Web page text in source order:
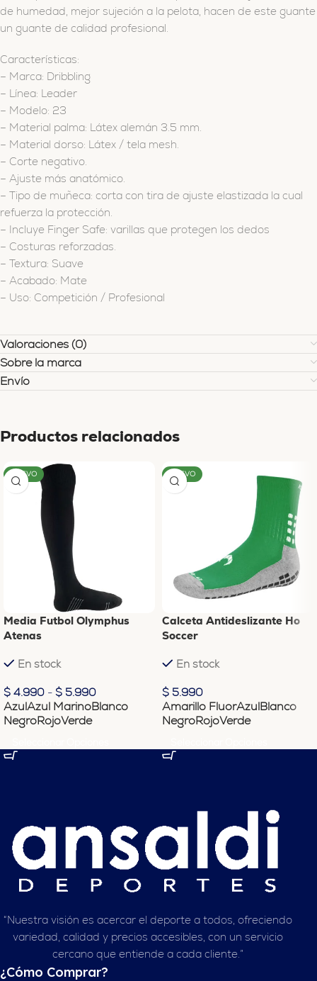
de humedad, mejor sujeción a la pelota, hacen de este guante
un guante de calidad profesional.
Características:
– Marca: Dribbling
– Línea: Leader
– Modelo: 23
– Material palma: Látex alemán 3.5 mm.
– Material dorso: Látex / tela mesh.
– Corte negativo.
– Ajuste más anatómico.
– Tipo de muñeca: corta con tira de ajuste elastizada la cual
refuerza la protección.
– Incluye Finger Safe: varillas que protegen los dedos
– Costuras reforzadas.
– Textura: Suave
– Acabado: Mate
– Uso: Competición / Profesional
Valoraciones (0)
Sobre la marca
Envío
Productos relacionados
NUEVO
Media Futbol Olymphus
Atenas
En stock
$ 4.990 - $ 5.990
AzulAzul MarinoBlanco
NegroRojoVerde
NUEVO
Calceta Antideslizante Ho
Soccer
En stock
$ 5.990
Amarillo FluorAzulBlanco
NegroRojoVerde
“Nuestra visión es acercar el deporte a todos, ofreciendo
variedad, calidad y precios accesibles, con un servicio
cercano que entiende a cada cliente.”
¿Cómo Comprar?